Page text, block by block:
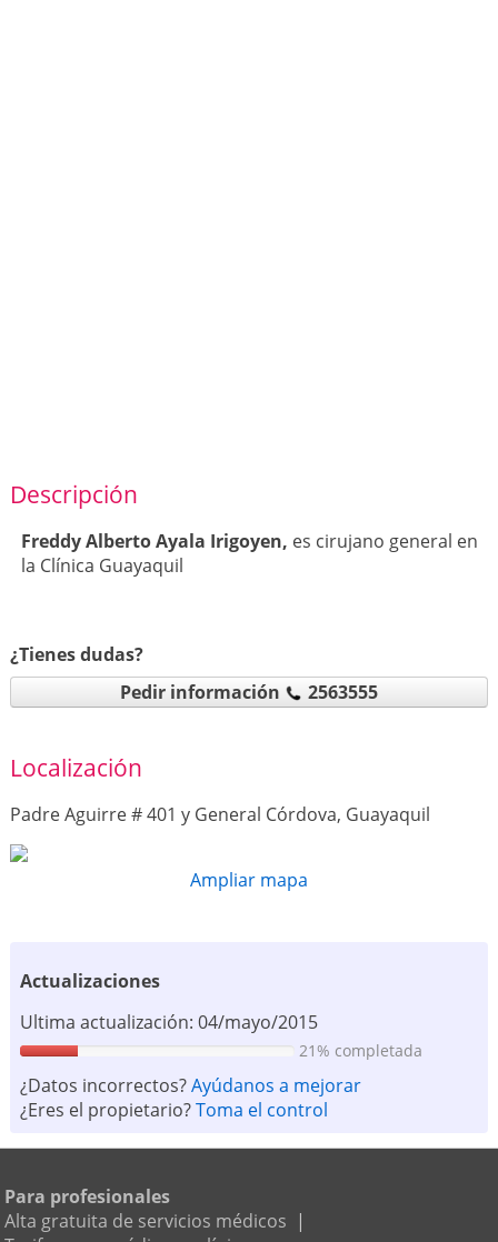
Descripción
Freddy Alberto Ayala Irigoyen, es cirujano general en
la Clínica Guayaquil
¿Tienes dudas?
Pedir información
2563555
Localización
Padre Aguirre # 401 y General Córdova, Guayaquil
Ampliar mapa
Actualizaciones
Ultima actualización: 04/mayo/2015
21% completada
¿Datos incorrectos?Ayúdanos a mejorar
¿Eres el propietario?Toma el control
Para profesionales
Alta gratuita de servicios médicos |